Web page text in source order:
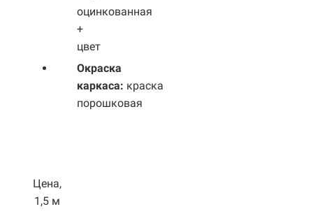
оцинкованная
+
цвет
Окраска
каркаса: краска
порошковая
Цена,
1,5 м